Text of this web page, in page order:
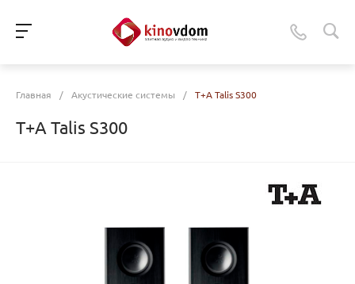
Главная / Акустические системы / T+A Talis S300
T+A Talis S300